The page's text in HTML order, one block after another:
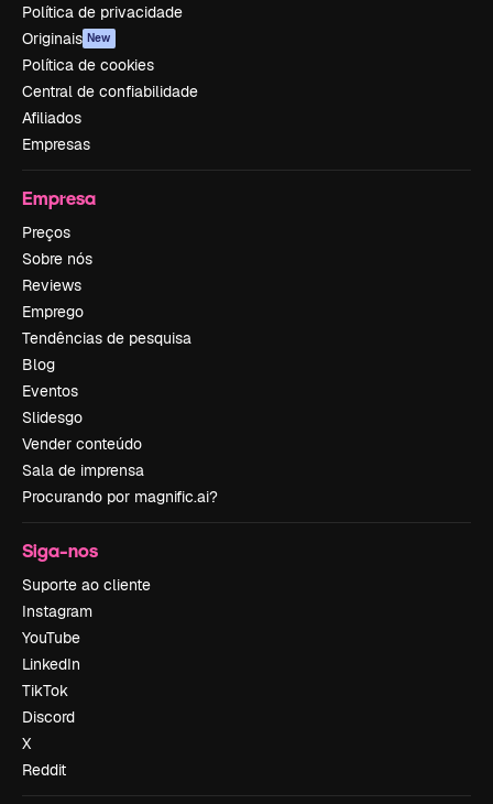
Política de privacidade
Originais New
Política de cookies
Central de confiabilidade
Afiliados
Empresas
Empresa
Preços
Sobre nós
Reviews
Emprego
Tendências de pesquisa
Blog
Eventos
Slidesgo
Vender conteúdo
Sala de imprensa
Procurando por magnific.ai?
Siga-nos
Suporte ao cliente
Instagram
YouTube
LinkedIn
TikTok
Discord
X
Reddit